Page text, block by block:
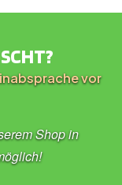
vor
Shop in